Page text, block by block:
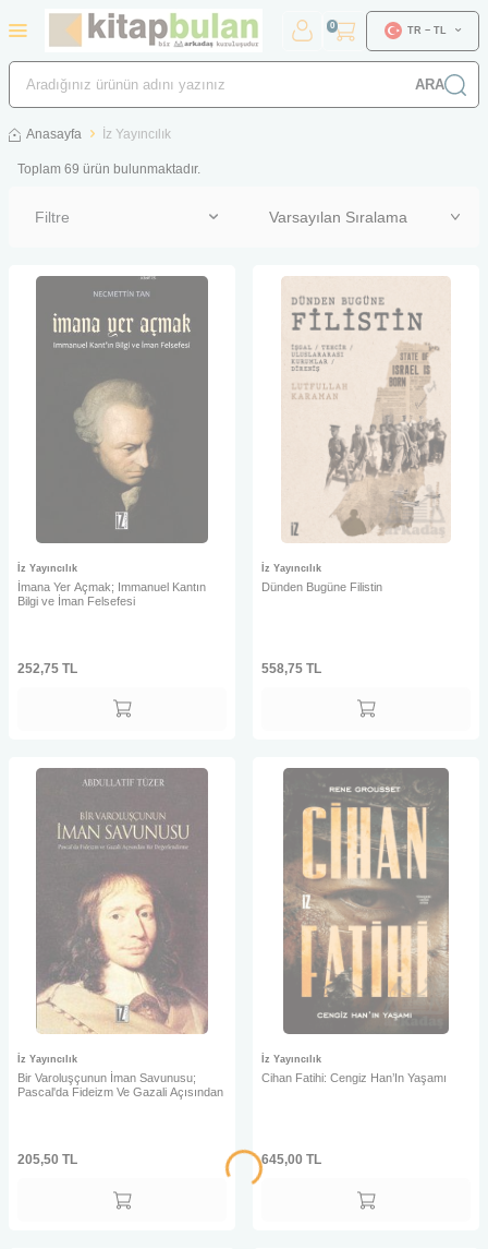
ARA
0 TR − TL
Anasayfa İz Yayıncılık
Toplam 69 ürün bulunmaktadır.
Filtre
İz Yayıncılık
İmana Yer Açmak; Immanuel Kantın
Bilgi ve İman Felsefesi
252,75 TL
İz Yayıncılık
Dünden Bugüne Filistin
558,75 TL
İz Yayıncılık
Bir Varoluşçunun İman Savunusu;
Pascal'da Fideizm Ve Gazali Açısından
205,50 TL
İz Yayıncılık
Cihan Fatihi: Cengiz Han’In Yaşamı
645,00 TL